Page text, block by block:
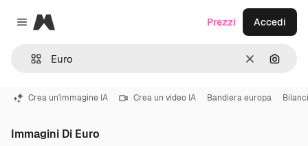
Close menu
Magnific
CancellaCerca
Prezzi Accedi
Crea un'immagine IA Crea un video IA Bandiera europa
Immagini Di Euro